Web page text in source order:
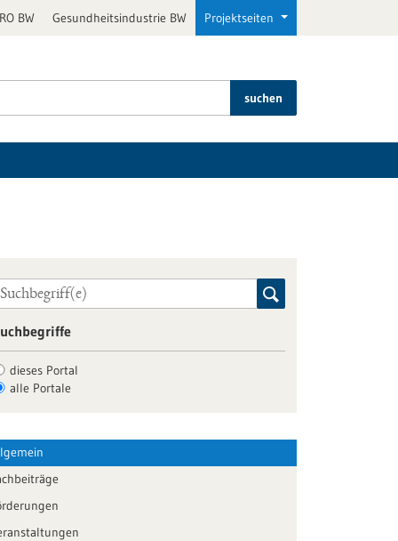
BW Gesundheitsindustrie BW Projektseiten
suchen
dieses Portal
alle Portale